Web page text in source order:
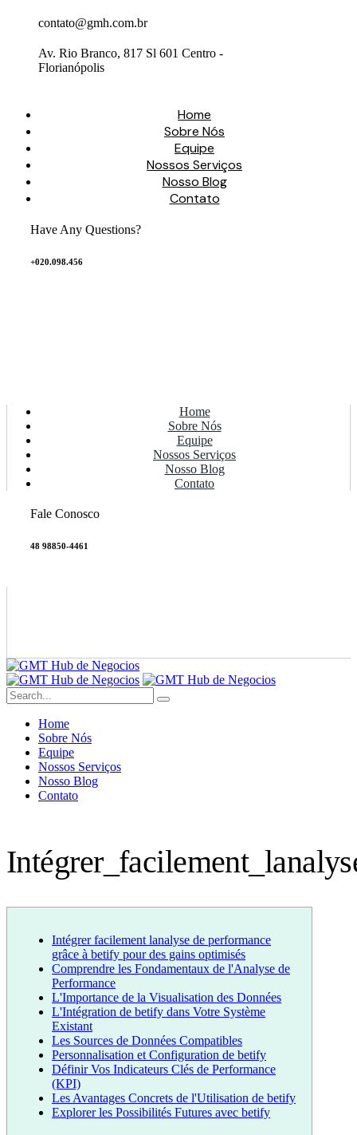
contato@gmh.com.br
Av. Rio Branco, 817 Sl 601 Centro -
Florianópolis
Home
Sobre Nós
Equipe
Nossos Serviços
Nosso Blog
Contato
+020.098.456
Have Any Questions?
Home
Sobre Nós
Equipe
Nossos Serviços
Nosso Blog
Contato
48 98850-4461
Fale Conosco
Home
Sobre Nós
Equipe
Nossos Serviços
Nosso Blog
Contato
Intégrer facilement lanalyse de performance
grâce à betify pour des gains optimisés
Comprendre les Fondamentaux de l'Analyse de
Performance
L'Importance de la Visualisation des Données
L'Intégration de betify dans Votre Système
Existant
Les Sources de Données Compatibles
Personnalisation et Configuration de betify
Définir Vos Indicateurs Clés de Performance
(KPI)
Les Avantages Concrets de l'Utilisation de betify
Explorer les Possibilités Futures avec betify